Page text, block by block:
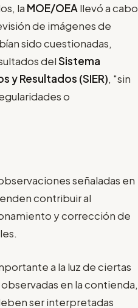
la MOE/OEA llevó a cabo
de imágenes de
sido cuestionadas,
delSistema
y Resultados (SIER), "sin
o
señaladas en
contribuir al
y corrección de
a la luz de ciertas
en la contienda,
ser interpretadas